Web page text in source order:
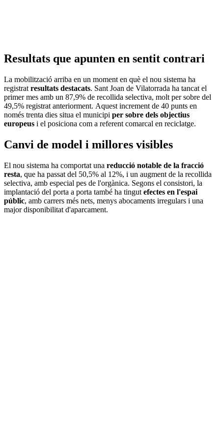
Resultats que apunten en sentit contrari
La mobilització arriba en un moment en què el nou sistema ha
registrat resultats destacats. Sant Joan de Vilatorrada ha tancat el
primer mes amb un 87,9% de recollida selectiva, molt per sobre del
49,5% registrat anteriorment. Aquest increment de 40 punts en
només trenta dies situa el municipi per sobre dels objectius
europeus i el posiciona com a referent comarcal en reciclatge.
Canvi de model i millores visibles
El nou sistema ha comportat una reducció notable de la fracció
resta, que ha passat del 50,5% al 12%, i un augment de la recollida
selectiva, amb especial pes de l'orgànica. Segons el consistori, la
implantació del porta a porta també ha tingut efectes en l'espai
públic, amb carrers més nets, menys abocaments irregulars i una
major disponibilitat d'aparcament.